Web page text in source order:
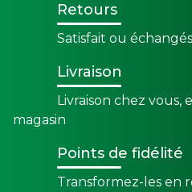
Retours
Satisfait ou échangés
Livraison
Livraison chez vous,
magasin
Points de fidélité
Transformez-les en